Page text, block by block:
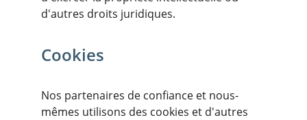
d'autres droits juridiques.
Cookies
Nos partenaires de confiance et nous-
mêmes utilisons des cookies et d'autres